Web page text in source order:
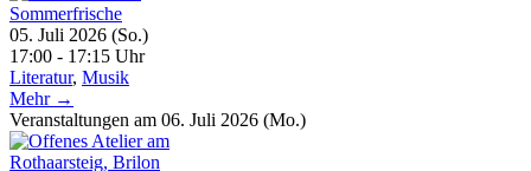
Sommerfrische
05. Juli 2026 (So.)
17:00 - 17:15 Uhr
Literatur, Musik
Mehr →
Veranstaltungen am 06. Juli 2026 (Mo.)